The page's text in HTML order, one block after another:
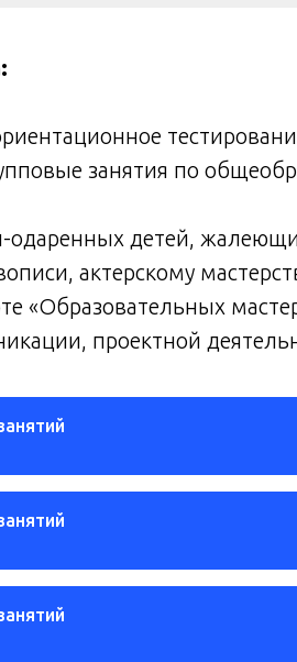
занятия по
одаренных детей,
актерскому
«Образовательных
проектной